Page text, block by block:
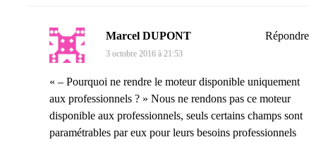
Marcel DUPONT
3 octobre 2016 à 21:53
« – Pourquoi ne rendre le moteur disponible uniquement
aux professionnels ? » Nous ne rendons pas ce moteur
disponible aux professionnels, seuls certains champs sont
paramétrables par eux pour leurs besoins professionnels
Répondre